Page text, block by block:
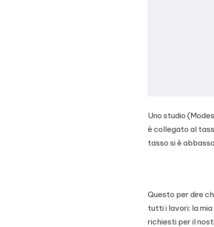
Uno studio
è collegato al
tasso si è
Questo per dire
tutti i lavori: la
richiesti per il